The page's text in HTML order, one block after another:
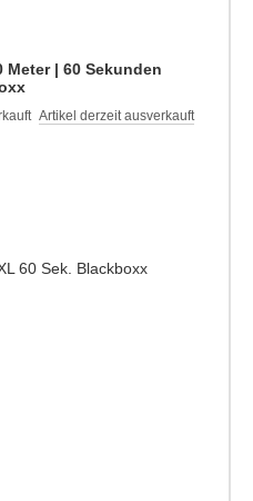
| 60 Sekunden
Artikel derzeit ausverkauft